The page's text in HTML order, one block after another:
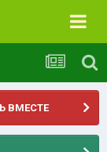
ВМЕСТЕ